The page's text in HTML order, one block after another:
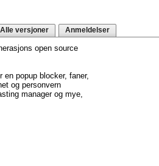
Alle versjoner Anmeldelser
open source
en popup blocker, faner,
og personvern
manager og mye,